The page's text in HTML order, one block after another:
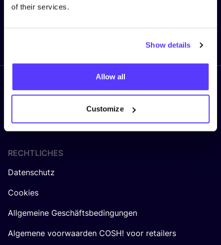
of their services.
Show details
Allow all
Customize
Folge uns
RECHTLICHES
Datenschutz
Cookies
Allgemeine Geschäftsbedingungen
Algemene voorwaarden COSH! voor retailers